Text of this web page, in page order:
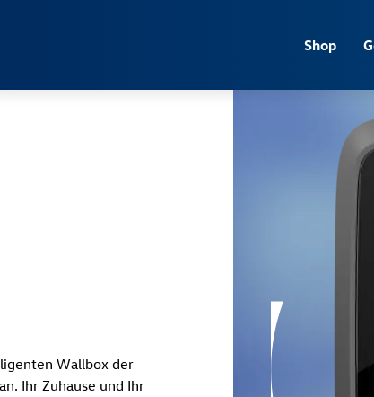
Shop
Wallbox der
Ihr Zuhause und Ihr